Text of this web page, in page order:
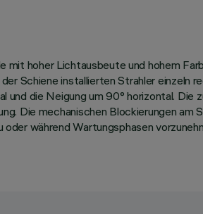
hoher Lichtausbeute und hohem
Schiene installierten Strahler einzeln
und die Neigung um 90° horizontal. Die
Die mechanischen Blockierungen am
während Wartungsphasen